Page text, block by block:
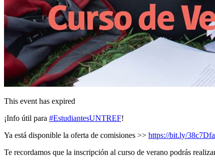
This event has expired
¡Info útil para #EstudiantesUNTREF!
Ya está disponible la oferta de comisiones >> https://bit.ly/38c7Dfa
Te recordamos que la inscripción al curso de verano podrás